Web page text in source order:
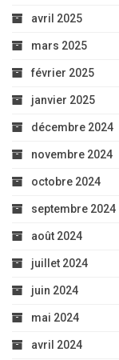
avril 2025
mars 2025
février 2025
janvier 2025
décembre 2024
novembre 2024
octobre 2024
septembre 2024
août 2024
juillet 2024
juin 2024
mai 2024
avril 2024